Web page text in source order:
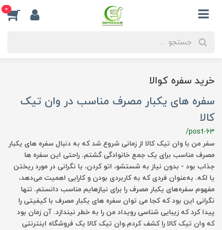
0
خرید سفره کوالا
سفره های یکبار مصرف مناسب در وان تیک
کالا
/post-63
سفر من با وان تیک کالا از زمانی شروع شد که به دنبال سفره های یکبار
مصرف مناسب برای یک جمع خانوادگی گشتم. راحتی این سفره ها
جذاب بود - بدون نیاز به شستشو، اتو کردن، یا نگرانی در مورد ریختن
یا لکه. به‌عنوان فردی که به کاربردی بودن و کارایی اهمیت می‌دهد،
مفهوم سفره‌های یکبار مصرف را برای نیازهایم مناسب دانستم. تنها
نگرانی این بود که کجا می توان سفره های یکبار مصرف با کیفیتی را
پیدا کرد که زیبایی شناسی رویداد من را به خطر نیندازد. آن زمان بود
که وان تیک کالا را کشف کردم.وان تیک کالا یک فروشگاه اینترنتی